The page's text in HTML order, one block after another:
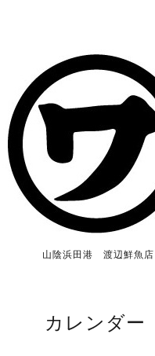
山陰浜田港 渡辺鮮魚店
カレンダー